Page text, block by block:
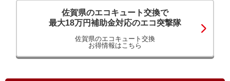
佐賀県のエコキュート交換で
最大18万円補助金対応のエコ突撃隊
佐賀県のエコキュート交換
お得情報はこちら